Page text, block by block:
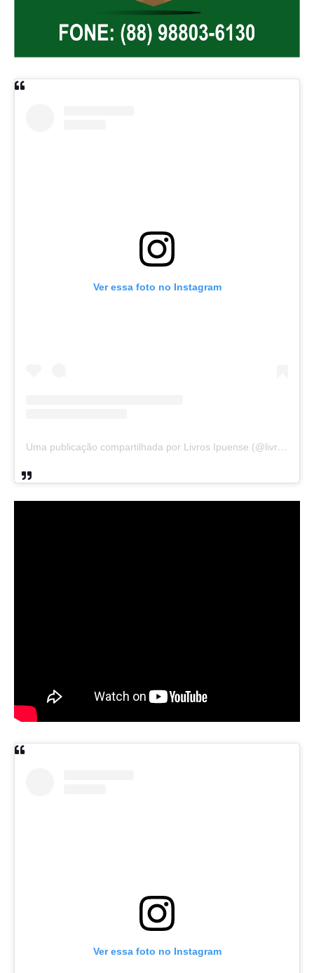
Ver essa foto no Instagram
Uma publicação compartilhada por Livros Ipuense (@livraria.papelaria_ipuense)
Ver essa foto no Instagram